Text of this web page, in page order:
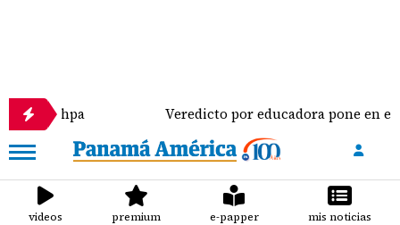
Veredicto por educadora pone en evidencia
videos premium e-papper mis noticias